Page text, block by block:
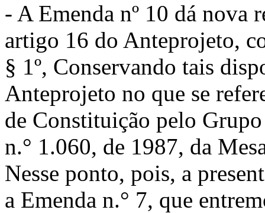
- A Emenda nº 10 dá nova
artigo 16 do Anteprojeto,
§ 1º, Conservando tais
Anteprojeto no que se
de Constituição pelo
n.° 1.060, de 1987, da
Nesse ponto, pois, a
a Emenda n.° 7, que